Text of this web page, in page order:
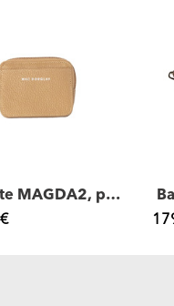
Colette MAGDA2, porte-monnaie zippé cuir